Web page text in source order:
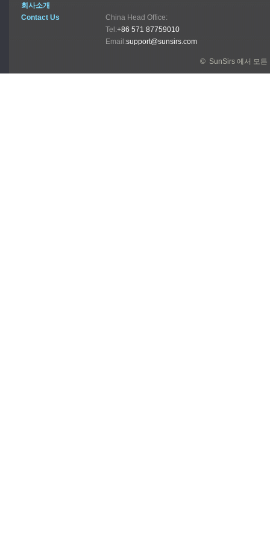
회사소개
Contact Us
China Head Office:
Tel:+86 571 87759010
Email:support@sunsirs.com
© SunSirs 에서 모